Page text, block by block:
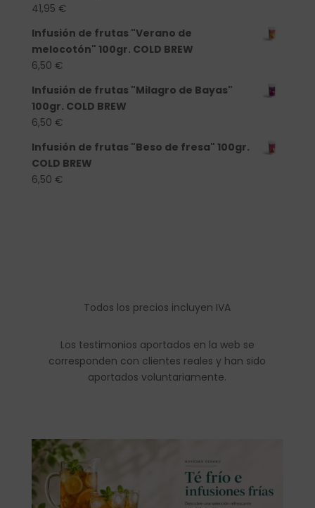
41,95 €
Infusión de frutas "Verano de
melocotón" 100gr. COLD BREW
6,50 €
Infusión de frutas "Milagro de Bayas"
100gr. COLD BREW
6,50 €
Infusión de frutas "Beso de fresa" 100gr.
COLD BREW
6,50 €
Todos los precios incluyen IVA
Los testimonios aportados en la web se
corresponden con clientes reales y han sido
aportados voluntariamente.